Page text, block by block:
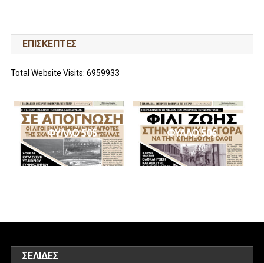
ΕΠΙΣΚΕΠΤΕΣ
Total Website Visits: 6959933
ΦΥΛΛΟ 505 ΦΥΛΛΟ 506
ΣΕΛΊΔΕΣ